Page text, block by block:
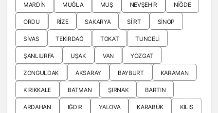
MARDIN MUĞLA MUŞ NEVŞEHIR NIĞDE
ORDU RIZE SAKARYA SIIRT SINOP
SIVAS TEKIRDAĞ TOKAT TUNCELI
ŞANLIURFA UŞAK VAN YOZGAT
ZONGULDAK AKSARAY BAYBURT KARAMAN
KIRIKKALE BATMAN ŞIRNAK BARTIN
ARDAHAN IĞDIR YALOVA KARABÜK KILIS